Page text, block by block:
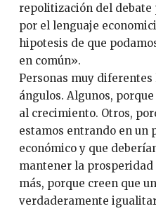
repolitización del debate
por el lenguaje
hipotesis de que
en común».
Personas muy
ángulos. Algunos,
al crecimiento. Otros,
estamos entrando en un
económico y que
mantener la
más, porque creen que
verdaderamente